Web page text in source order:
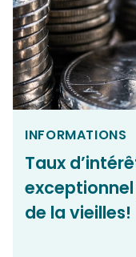
INFORMATIONS
Taux
de la vieilles!